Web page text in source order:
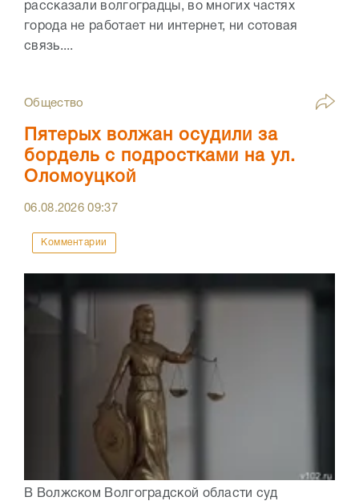
рассказали волгоградцы, во многих частях
города не работает ни интернет, ни сотовая
связь....
Общество
Пятерых волжан осудили за
бордель с подростками на ул.
Оломоуцкой
06.08.202609:37
Комментарии
В Волжском Волгоградской области суд